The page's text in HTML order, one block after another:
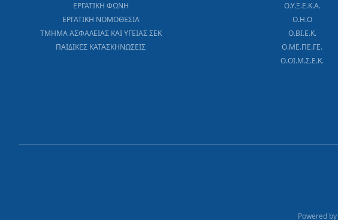
ΕΡΓΑΤΙΚΗ ΦΩΝΗ
ΕΡΓΑΤΙΚΗ ΝΟΜΟΘΕΣΙΑ
ΤΜΗΜΑ ΑΣΦΑΛΕΙΑΣ ΚΑΙ ΥΓΕΙΑΣ ΣΕΚ
ΠΑΙΔΙΚΕΣ ΚΑΤΑΣΚΗΝΩΣΕΙΣ
Ο.Υ.Ξ.Ε.Κ.Α.
Ο.Η.Ο
Ο.ΒΙ.Ε.Κ.
Ο.ΜΕ.ΠΕ.ΓΕ.
Ο.ΟΙ.Μ.Σ.Ε.Κ.
Powered by